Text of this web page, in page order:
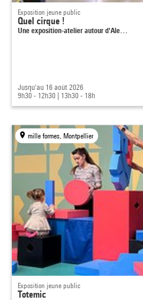
Exposition jeune public
Quel cirque !
Une exposition-atelier autour d'Ale…
Jusqu'au 16 août 2026
9h30 - 12h30
13h30 - 18h
mille formes, Montpellier
Exposition jeune public
Totemic